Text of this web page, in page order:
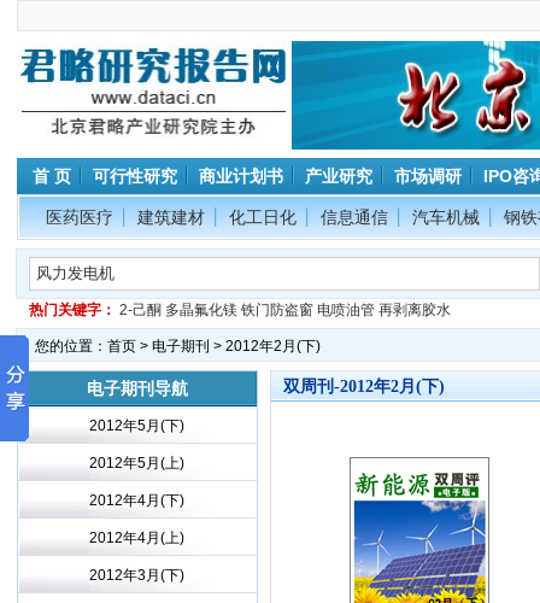
首 页 可行性研究 商业计划书 产业研究 市场调研 IPO咨
医药医疗 建筑建材 化工日化 信息通信 汽车机械 钢
热门关键字： 2-己酮 多晶氟化镁 铁门防盗窗 电喷油管 再剥离胶水
您的位置： 首页> 电子期刊 > 2012年2月(下)
电子期刊导航
2012年5月(下)
2012年5月(上)
2012年4月(下)
2012年4月(上)
2012年3月(下)
双周刊-2012年2月(下)